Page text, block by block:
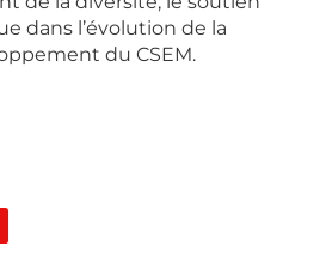
dans l’évolution de la
du CSEM.